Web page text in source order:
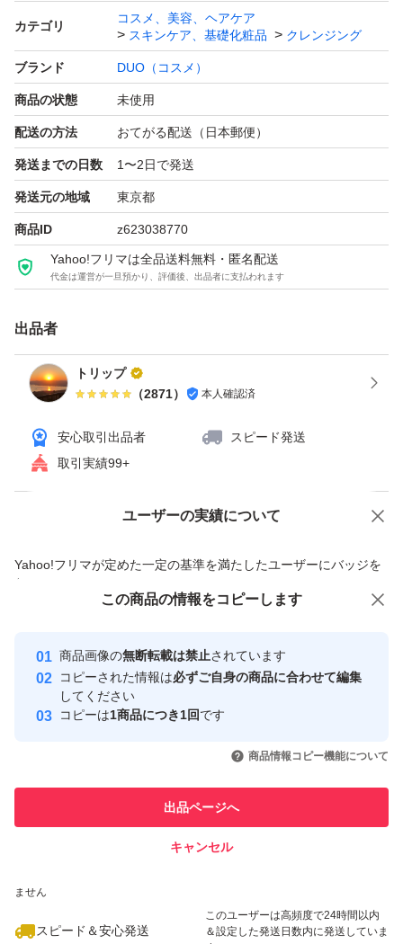
個別のお値下げはしておりません
よろしくお願いいたします。
カテゴリ
コスメ、美容、ヘアケア
スキンケア、基礎化粧品
クレンジング
ブランド DUO（コスメ）
商品の状態 未使用
配送の方法 おてがる配送（日本郵便）
発送までの日数 1〜2日で発送
発送元の地域 東京都
商品ID z623038770
Yahoo!フリマは全品送料無料・匿名配送
代金は運営が一旦預かり、評価後、出品者に支払われます
出品者
トリップ
（2871） 本人確認済
安心取引出品者
スピード発送
取引実績99+
ユーザーの実績について
Yahoo!フリマが定めた一定の基準を満たしたユーザーにバッジを
付与しています
安心取引出品者
心・安全なユーザーです
取引実績
引を完了させた実績があります
での取引実績があります
ません
スピード＆安心発送
このユーザーは高頻度で24時間以内
＆設定した発送日数内に発送していま
価格の相談 商品への質問
この商品の情報をコピーします
商品画像の無断転載は禁止されています
コピーされた情報は必ずご自身の商品に合わせて編集
してください
コピーは1商品につき1回です
商品情報コピー機能について
出品ページへ
キャンセル
この商品をみている人にオススメ